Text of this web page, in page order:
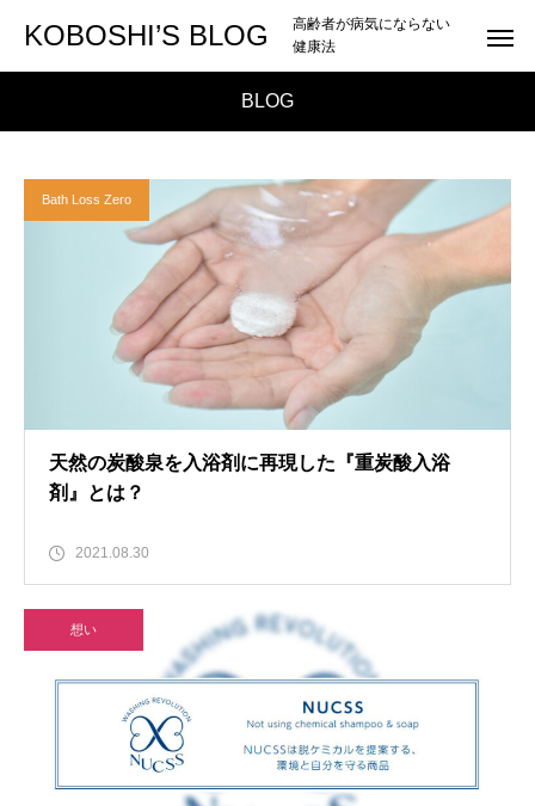
KOBOSHI’S BLOG
高齢者が病気にならない
健康法
BLOG
Bath Loss Zero
天然の炭酸泉を入浴剤に再現した『重炭酸入浴
剤』とは？
2021.08.30
想い